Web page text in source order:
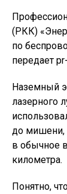
(РКК)
по
передает
Наземный
лазерного
до мишени,
в обычное
километра.
Понятно,